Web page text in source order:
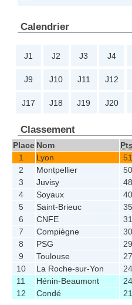
Calendrier
J1 J2 J3 J4
J9 J10 J11 J12
J17 J18 J19 J20
Classement
Place Nom Pts
1
Lyon 51
2
Montpellier 50
3
Juvisy 48
4
Soyaux 40
5
Saint-Brieuc 35
6
CNFE 31
7
Compiègne 30
8
PSG 29
9
Toulouse 27
10
La Roche-sur-Yon 24
11
Hénin-Beaumont 24
12
Condé 21